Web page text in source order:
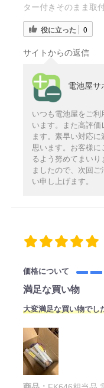
ター付きそのまま取
役に立った 0
サイトからの返信
電池屋サ
いつも電池屋をご
います。また高評
ます。素早い対応
思います。お客様に
るよう努めてまい
ましたので、次回
い申し上げます。
価格について
満足な買い物
大変満足な買い物でし